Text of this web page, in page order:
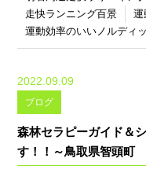
走快ランニング百景
運
運動効率のいいノルディ
2022.09.09
ブログ
森林セラピーガイド＆
す！！～鳥取県智頭町